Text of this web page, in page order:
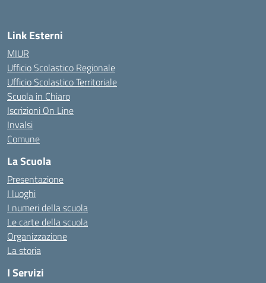
Link Esterni
MIUR
Ufficio Scolastico Regionale
Ufficio Scolastico Territoriale
Scuola in Chiaro
Iscrizioni On Line
Invalsi
Comune
La Scuola
Presentazione
I luoghi
I numeri della scuola
Le carte della scuola
Organizzazione
La storia
I Servizi